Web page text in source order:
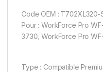
Code OEM :
Pour : WorkForce Pro
3730, WorkForce Pro
Type : Compatible